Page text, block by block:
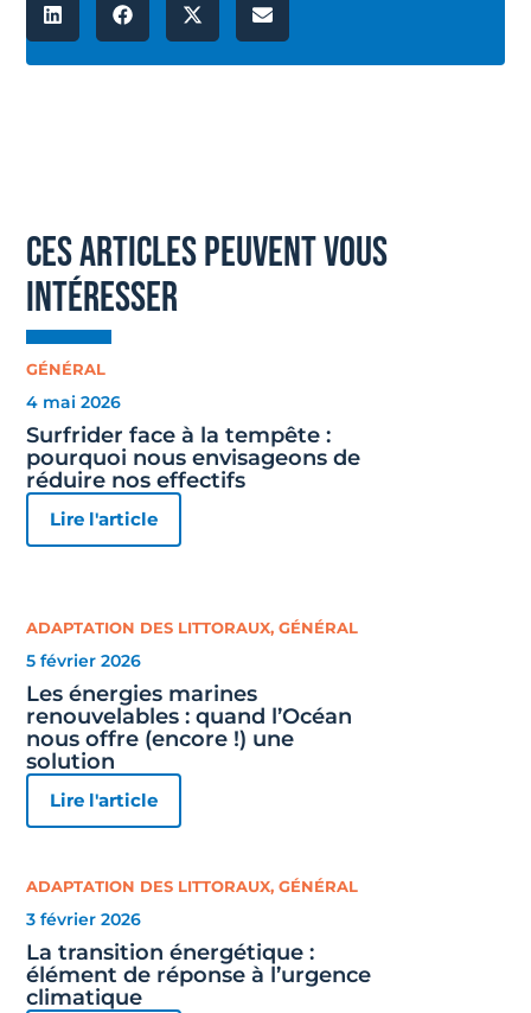
ces articles peuvent vous
intéresser
GÉNÉRAL
4 mai 2026
Surfrider face à la tempête :
pourquoi nous envisageons de
réduire nos effectifs
Lire l'article
ADAPTATION DES LITTORAUX,GÉNÉRAL
5 février 2026
Les énergies marines
renouvelables : quand l’Océan
nous offre (encore !) une
solution
Lire l'article
ADAPTATION DES LITTORAUX,GÉNÉRAL
3 février 2026
La transition énergétique :
élément de réponse à l’urgence
climatique